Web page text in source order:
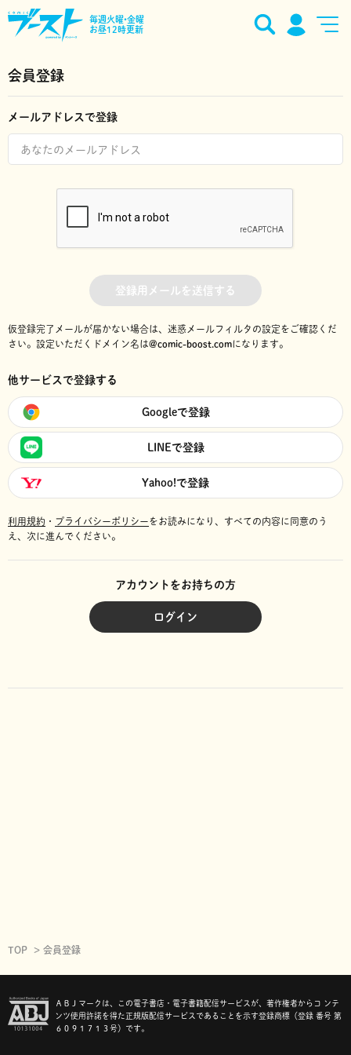
毎週火曜•金曜
お昼12時更新
会員登録
メールアドレスで登録
登録用メールを送信する
仮登録完了メールが届かない場合は、迷惑メールフィルタの設定をご確認くだ
さい。 設定いただくドメイン名は@comic-boost.comになります。
他サービスで登録する
Googleで登録
LINEで登録
Yahoo!で登録
利用規約 ・ プライバシーポリシーをお読みになり、 すべての内容に同意のう
え、次に進んでください。
アカウントをお持ちの方
ログイン
TOP 会員登録
ＡＢＪマークは、この電子書店・電子書籍配信サービスが、著作権者からコ ンテ
ンツ使用許諾を得た正規版配信サービスであることを示す登録商標（登録 番号 第
６０９１７１３号）です。